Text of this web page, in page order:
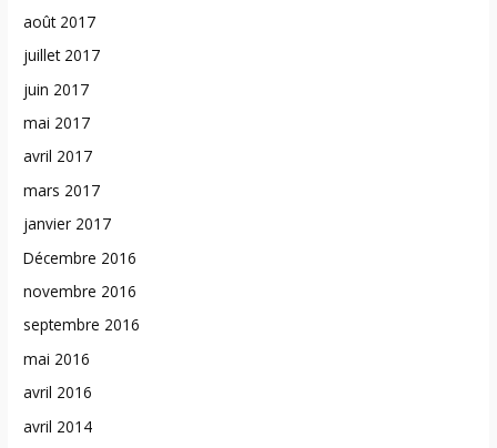
août 2017
juillet 2017
juin 2017
mai 2017
avril 2017
mars 2017
janvier 2017
Décembre 2016
novembre 2016
septembre 2016
mai 2016
avril 2016
avril 2014